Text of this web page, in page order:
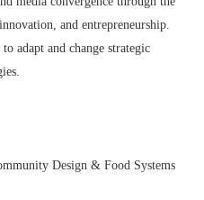
and entrepreneurship.
adapt and change strategic
Design & Food Systems